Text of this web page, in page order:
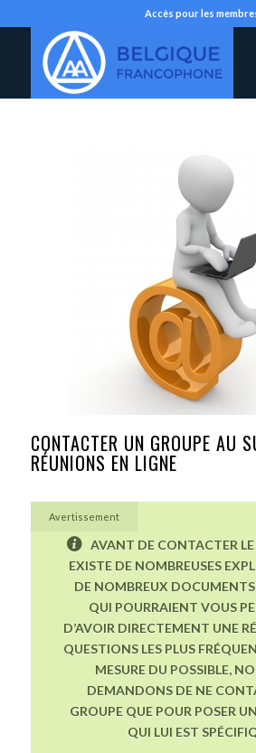
Accès pour les
CONTACTER UN GROUPE AU
RÉUNIONS EN LIGNE
Avertissement
AVANT DE CONTACTER LE
EXISTE DE NOMBREUSES
DE NOMBREUX DOCUMENTS
QUI POURRAIENT VOUS
D’AVOIR DIRECTEMENT UNE
QUESTIONS LES PLUS
MESURE DU POSSIBLE,
DEMANDONS DE NE
GROUPE QUE POUR POSER
QUI LUI EST